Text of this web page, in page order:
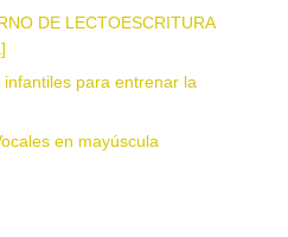
DE LECTOESCRITURA
infantiles para entrenar la
en mayúscula